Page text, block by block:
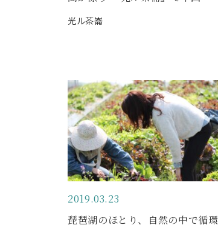
光ル茶崙
2019.03.23
琵琶湖のほとり、自然の中で循環